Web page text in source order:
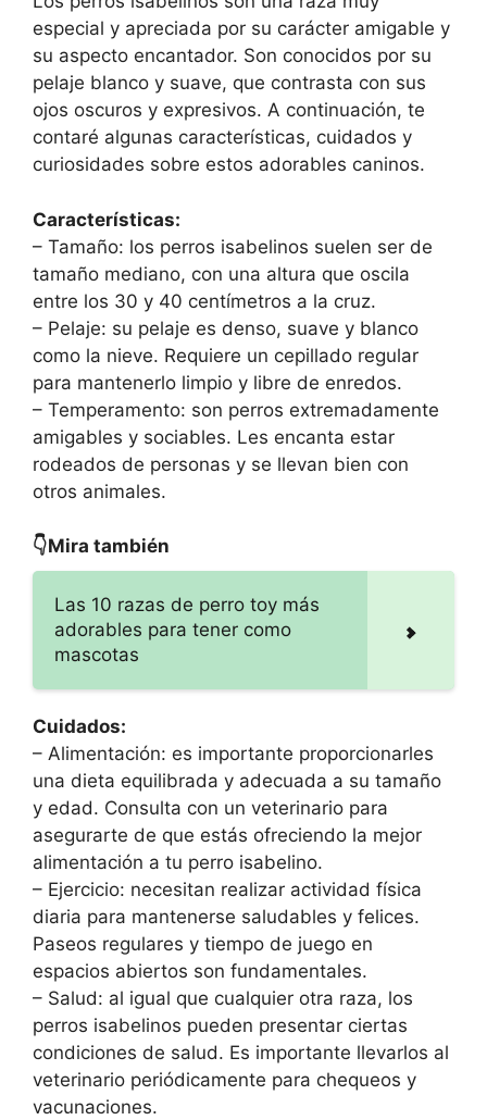
especial y apreciada por su carácter amigable y
su aspecto encantador. Son conocidos por su
pelaje blanco y suave, que contrasta con sus
ojos oscuros y expresivos. A continuación, te
contaré algunas características, cuidados y
curiosidades sobre estos adorables caninos.
Características:
– Tamaño: los perros isabelinos suelen ser de
tamaño mediano, con una altura que oscila
entre los 30 y 40 centímetros a la cruz.
– Pelaje: su pelaje es denso, suave y blanco
como la nieve. Requiere un cepillado regular
para mantenerlo limpio y libre de enredos.
– Temperamento: son perros extremadamente
amigables y sociables. Les encanta estar
rodeados de personas y se llevan bien con
otros animales.
👇Mira también
Las 10 razas de perro toy más
adorables para tener como
mascotas
Cuidados:
– Alimentación: es importante proporcionarles
una dieta equilibrada y adecuada a su tamaño
y edad. Consulta con un veterinario para
asegurarte de que estás ofreciendo la mejor
alimentación a tu perro isabelino.
– Ejercicio: necesitan realizar actividad física
diaria para mantenerse saludables y felices.
Paseos regulares y tiempo de juego en
espacios abiertos son fundamentales.
– Salud: al igual que cualquier otra raza, los
perros isabelinos pueden presentar ciertas
condiciones de salud. Es importante llevarlos al
veterinario periódicamente para chequeos y
vacunaciones.